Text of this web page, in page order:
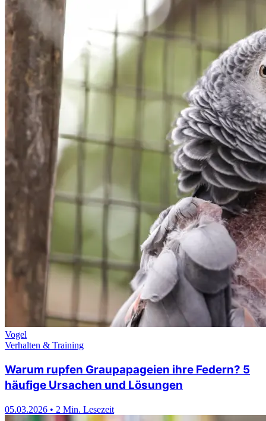
Vogel
Verhalten & Training
Warum rupfen Graupapageien ihre Federn? 5
häufige Ursachen und Lösungen
05.03.2026 • 2 Min. Lesezeit